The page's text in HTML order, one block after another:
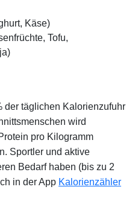
Käse)
Tofu,
der täglichen Kalorienzufuhr
wird
pro Kilogramm
Sportler und aktive
Bedarf haben (bis zu 2
in der App Kalorienzähler